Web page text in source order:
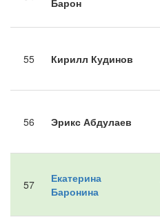
Барон
55 Кирилл Кудинов
56 Эрикс Абдулаев
57
Екатерина
Баронина